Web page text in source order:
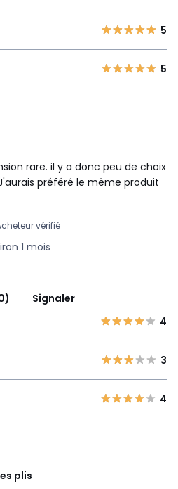
5
5
rare. il y a donc peu de choix
préféré le même produit
vérifié
1 mois
Signaler
4
3
4
plis